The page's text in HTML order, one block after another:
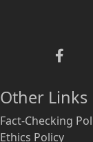
Other Links
Fact-Checking
Ethics Policy